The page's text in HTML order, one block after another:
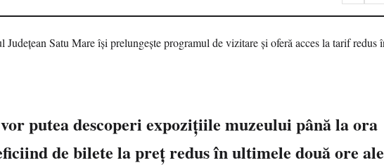
putea descoperi expozițiile muzeului până la ora
de bilete la preț redus în ultimele două ore ale